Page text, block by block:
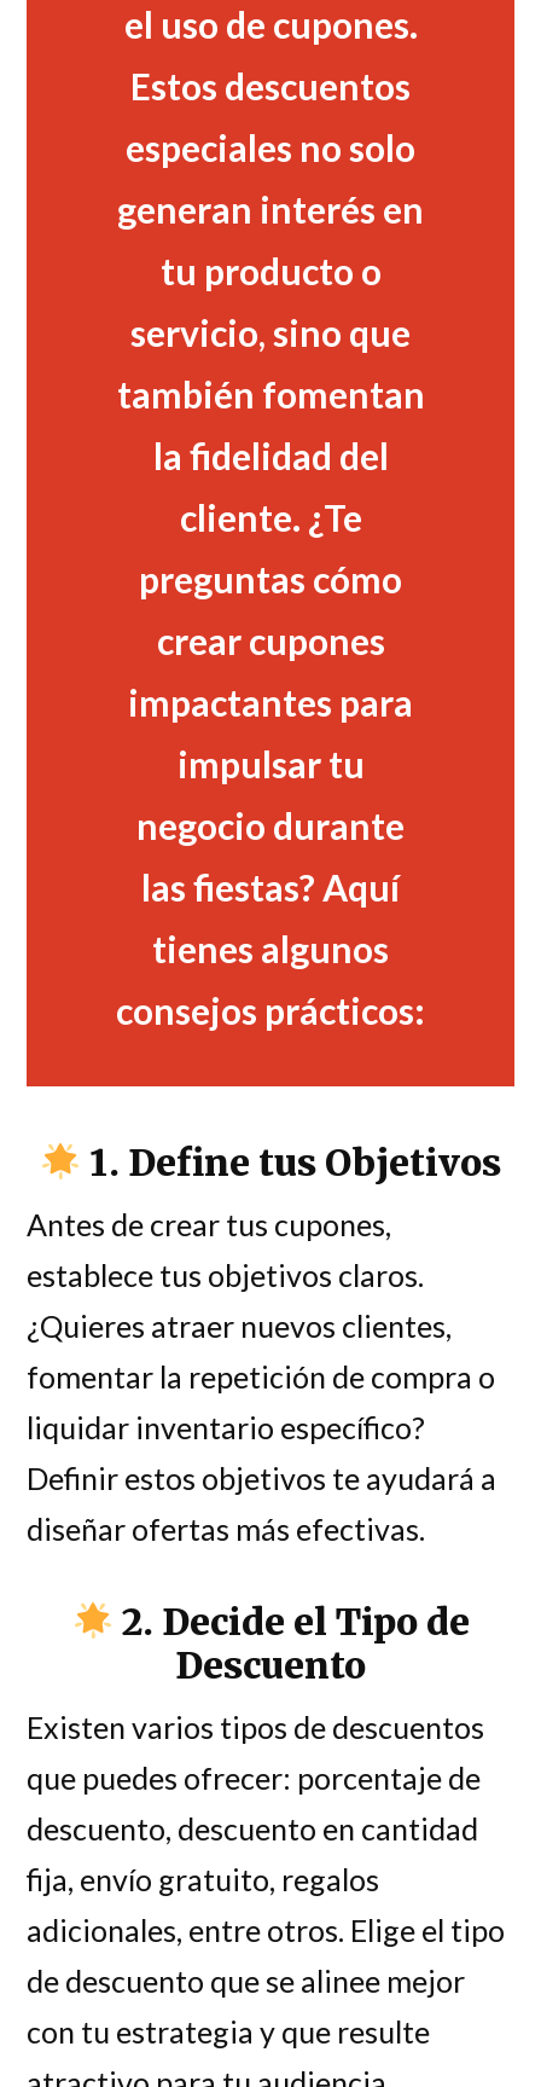
el uso de cupones.
Estos descuentos
especiales no solo
generan interés en
tu producto o
servicio, sino que
también fomentan
la fidelidad del
cliente. ¿Te
preguntas cómo
crear cupones
impactantes para
impulsar tu
negocio durante
las fiestas? Aquí
tienes algunos
consejos prácticos:
1. Define tus Objetivos
Antes de crear tus cupones,
establece tus objetivos claros.
¿Quieres atraer nuevos clientes,
fomentar la repetición de compra o
liquidar inventario específico?
Definir estos objetivos te ayudará a
diseñar ofertas más efectivas.
2. Decide el Tipo de
Descuento
Existen varios tipos de descuentos
que puedes ofrecer: porcentaje de
descuento, descuento en cantidad
fija, envío gratuito, regalos
adicionales, entre otros. Elige el tipo
de descuento que se alinee mejor
con tu estrategia y que resulte